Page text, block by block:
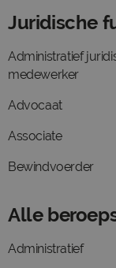
Juridische
Administratief
medewerker
Advocaat
Associate
Bewindvoerder
Alle
Administratief